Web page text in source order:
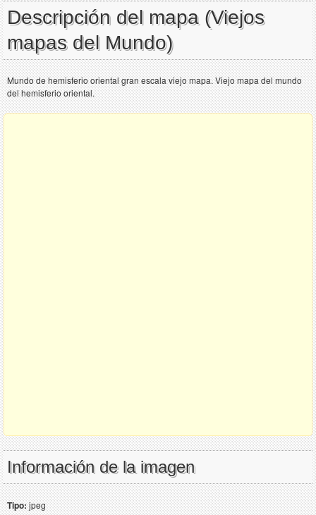
Descripción del mapa (Viejos
mapas del Mundo)
Mundo de hemisferio oriental gran escala viejo mapa. Viejo mapa del mundo
del hemisferio oriental.
Información de la imagen
Tipo:jpeg